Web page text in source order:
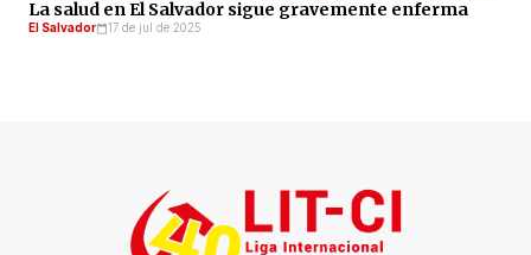
La salud en El Salvador sigue gravemente enferma
El Salvador 17 de jul de 2025